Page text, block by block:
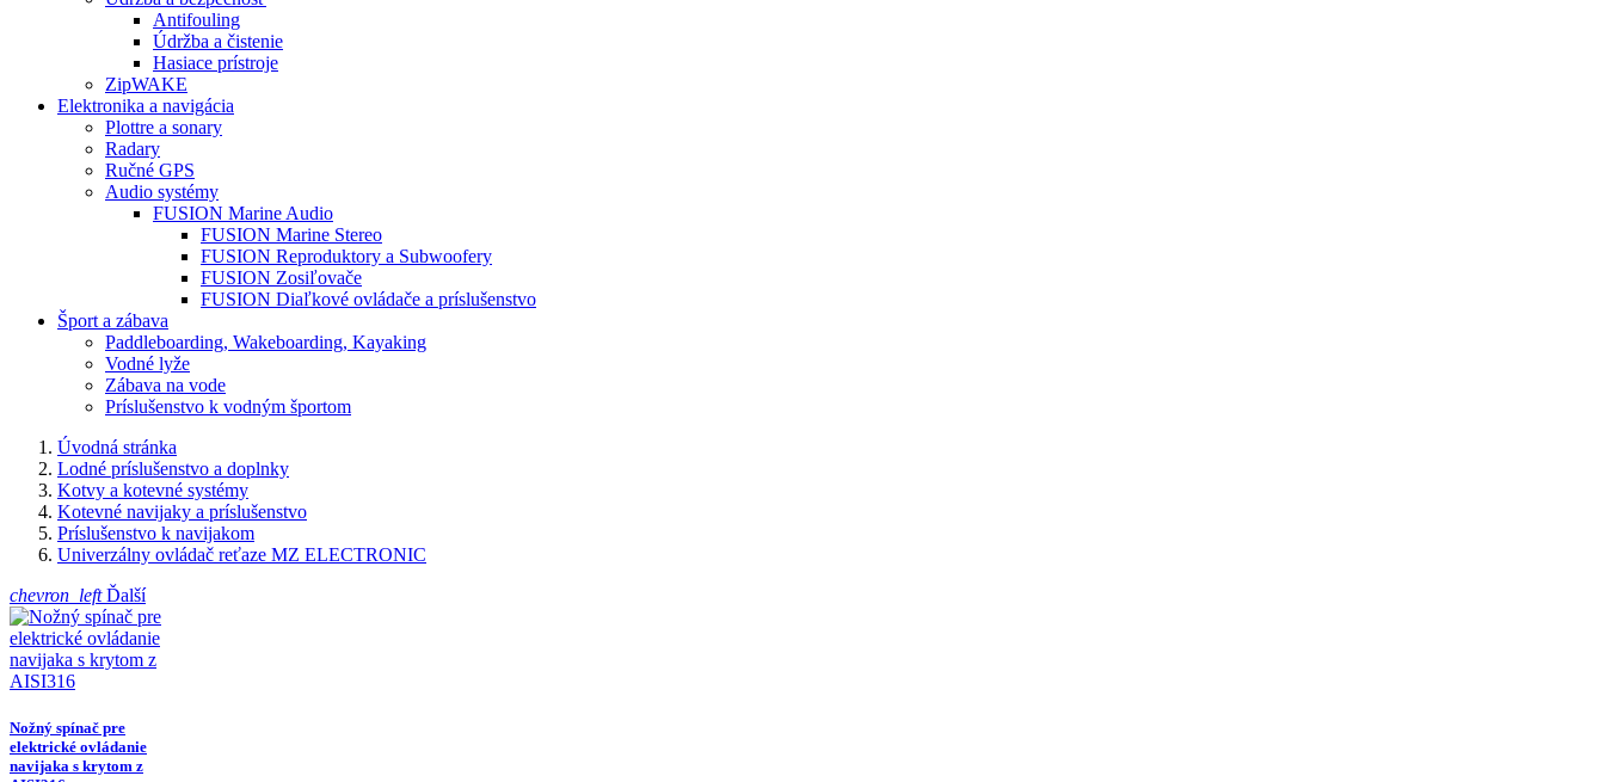
Antifouling
Údržba a čistenie
Hasiace prístroje
ZipWAKE
Elektronika a navigácia
Plottre a sonary
Radary
Ručné GPS
Audio systémy
FUSION Marine Audio
FUSION Marine Stereo
FUSION Reproduktory a Subwoofery
FUSION Zosiľovače
FUSION Diaľkové ovládače a príslušenstvo
Šport a zábava
Paddleboarding, Wakeboarding, Kayaking
Vodné lyže
Zábava na vode
Príslušenstvo k vodným športom
Úvodná stránka
Lodné príslušenstvo a doplnky
Kotvy a kotevné systémy
Kotevné navijaky a príslušenstvo
Príslušenstvo k navijakom
Univerzálny ovládač reťaze MZ ELECTRONIC
chevron_leftĎalší
Nožný spínač pre
elektrické ovládanie
navijaka s krytom z